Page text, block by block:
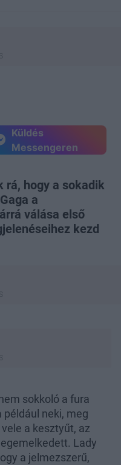
Küldés
Messengeren
rá, hogy a sokadik
a
válása első
kezd
sokkoló a fura
neki, meg
a kesztyűt, az
Lady
a jelmezszerű,